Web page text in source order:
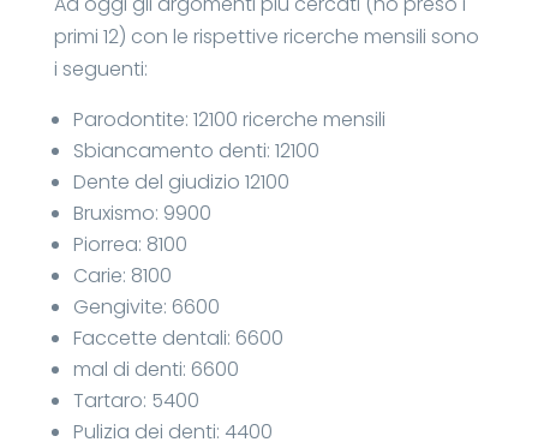
primi 12) con le rispettive ricerche mensili sono
i seguenti:
Parodontite: 12100 ricerche mensili
Sbiancamento denti: 12100
Dente del giudizio 12100
Bruxismo: 9900
Piorrea: 8100
Carie: 8100
Gengivite: 6600
Faccette dentali: 6600
mal di denti: 6600
Tartaro: 5400
Pulizia dei denti: 4400